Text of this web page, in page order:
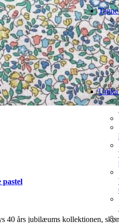
Unika
40 års jubilæums kollektionen,